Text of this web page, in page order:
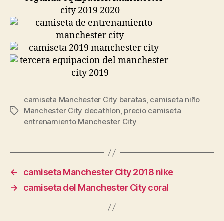
Etiquetas
camiseta Manchester City baratas, camiseta niño
Manchester City decathlon, precio camiseta
entrenamiento Manchester City
←
camiseta Manchester City 2018 nike
→
camiseta del Manchester City coral